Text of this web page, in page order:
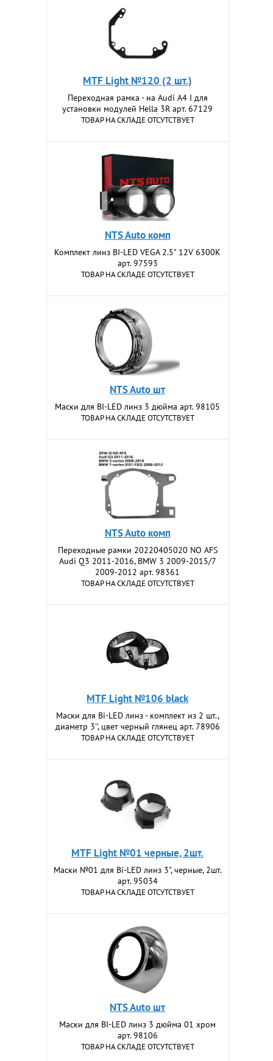
MTF Light №120 (2 шт.)
Переходная рамка - на Audi A4 I для
установки модулей Hella 3R арт. 67129
ТОВАР НА СКЛАДЕ ОТСУТСТВУЕТ
NTS Auto комп
Комплект линз BI-LED VEGA 2.5" 12V 6300K
арт. 97593
ТОВАР НА СКЛАДЕ ОТСУТСТВУЕТ
NTS Auto шт
Маски для BI-LED линз 3 дюйма арт. 98105
ТОВАР НА СКЛАДЕ ОТСУТСТВУЕТ
NTS Auto комп
Переходные рамки 20220405020 NO AFS
Audi Q3 2011-2016, BMW 3 2009-2015/7
2009-2012 арт. 98361
ТОВАР НА СКЛАДЕ ОТСУТСТВУЕТ
MTF Light №106 black
Маски для Bi-LED линз - комплект из 2 шт.,
диаметр 3'', цвет черный глянец арт. 78906
ТОВАР НА СКЛАДЕ ОТСУТСТВУЕТ
MTF Light №01 черные, 2шт.
Маски №01 для Bi-LED линз 3", черные, 2шт.
арт. 95034
ТОВАР НА СКЛАДЕ ОТСУТСТВУЕТ
NTS Auto шт
Маски для BI-LED линз 3 дюйма 01 хром
арт. 98106
ТОВАР НА СКЛАДЕ ОТСУТСТВУЕТ